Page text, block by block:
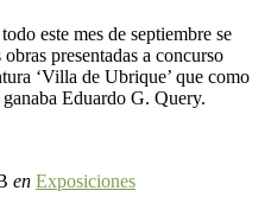
este mes de septiembre se
presentadas a concurso
‘Villa de Ubrique’ que como
Eduardo G. Query.
en Exposiciones